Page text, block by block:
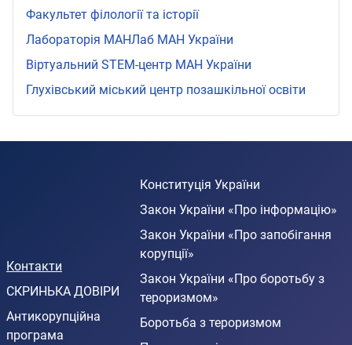
Факультет філології та історії
Лабораторія МАНЛаб МАН України
Віртуальний STEМ-центр МАН України
Глухівський міський центр позашкільної освіти
Контакти
СКРИНЬКА ДОВІРИ
Антикорупційна
програма
Конституція України
Закон України «Про інформацію»
Закон України «Про запобігання
корупції»
Закон України «Про боротьбу з
тероризмом»
Боротьба з тероризмом